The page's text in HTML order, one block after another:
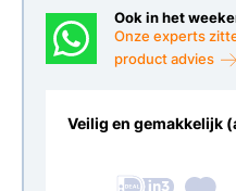
Ook in het
Onze experts
product advies
Veilig en gemakkelijk